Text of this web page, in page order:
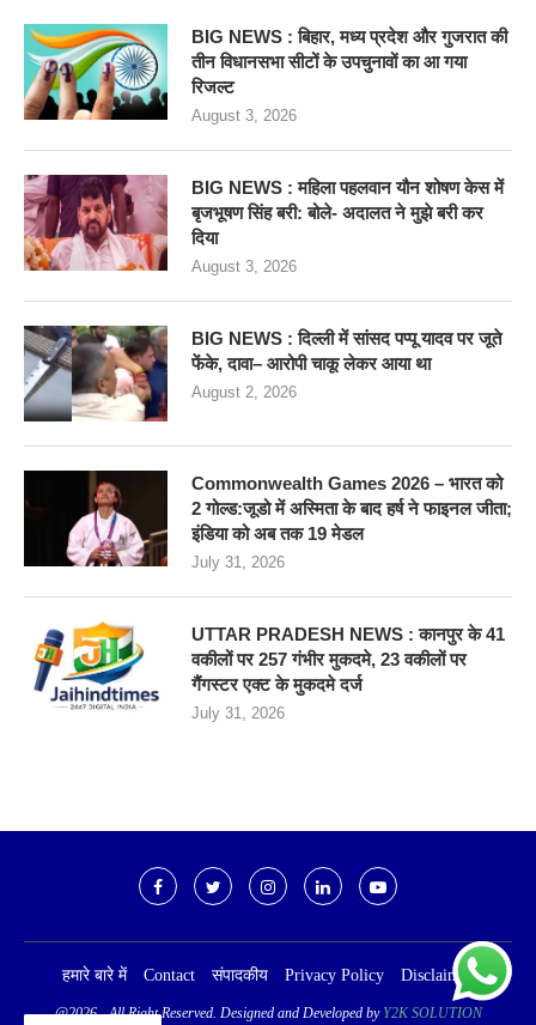
BIG NEWS : बिहार, मध्य प्रदेश और गुजरात की
तीन विधानसभा सीटों के उपचुनावों का आ गया
रिजल्ट
August 3, 2026
BIG NEWS : महिला पहलवान यौन शोषण केस में
बृजभूषण सिंह बरी: बोले- अदालत ने मुझे बरी कर
दिया
August 3, 2026
BIG NEWS : दिल्ली में सांसद पप्पू यादव पर जूते
फेंके, दावा– आरोपी चाकू लेकर आया था
August 2, 2026
Commonwealth Games 2026 – भारत को
2 गोल्ड:जूडो में अस्मिता के बाद हर्ष ने फाइनल जीता;
इंडिया को अब तक 19 मेडल
July 31, 2026
UTTAR PRADESH NEWS : कानपुर के 41
वकीलों पर 257 गंभीर मुकदमे, 23 वकीलों पर
गैंगस्टर एक्ट के मुकदमे दर्ज
July 31, 2026
हमारे बारे में Contact संपादकीय Privacy Policy Disclaimer
@2026 - All Right Reserved. Designed and Developed by Y2K SOLUTION